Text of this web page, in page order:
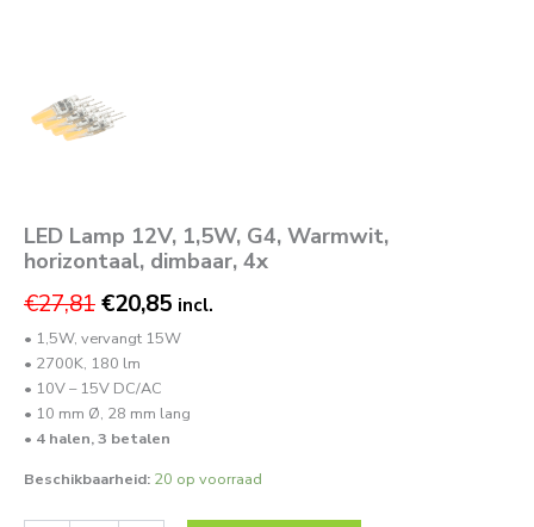
LED Lamp 12V, 1,5W, G4, Warmwit,
horizontaal, dimbaar, 4x
€27,81€20,85 incl.
• 1,5W, vervangt 15W
• 2700K, 180 lm
• 10V – 15V DC/AC
• 10 mm Ø, 28 mm lang
• 4 halen, 3 betalen
Beschikbaarheid: 20 op voorraad